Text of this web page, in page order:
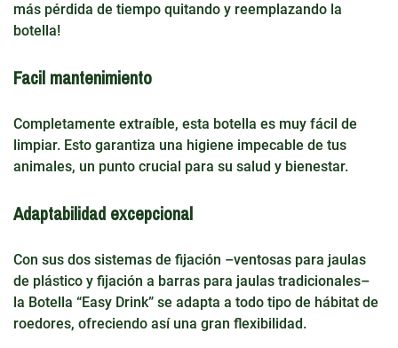
más pérdida de tiempo quitando y reemplazando la
botella!
Facil mantenimiento
Completamente extraíble, esta botella es muy fácil de
limpiar. Esto garantiza una higiene impecable de tus
animales, un punto crucial para su salud y bienestar.
Adaptabilidad excepcional
Con sus dos sistemas de fijación –ventosas para jaulas
de plástico y fijación a barras para jaulas tradicionales–
la Botella “Easy Drink” se adapta a todo tipo de hábitat de
roedores, ofreciendo así una gran flexibilidad.